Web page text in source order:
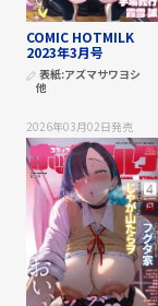
COMIC HOTMILK
2023年3月号
表紙:アズマサワヨシ
他
2026年03月02日発売